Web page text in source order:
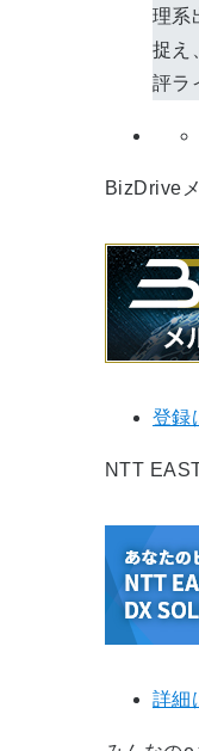
理系
捉え
評ラ
BizDrive
登録
NTT
詳細